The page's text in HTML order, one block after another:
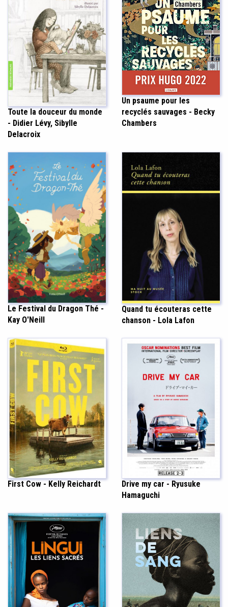
Toute la douceur du monde
- Didier Lévy, Sibylle
Delacroix
Un psaume pour les
recyclés sauvages - Becky
Chambers
Le Festival du Dragon Thé -
Kay O'Neill
Quand tu écouteras cette
chanson - Lola Lafon
First Cow - Kelly Reichardt
Drive my car - Ryusuke
Hamaguchi